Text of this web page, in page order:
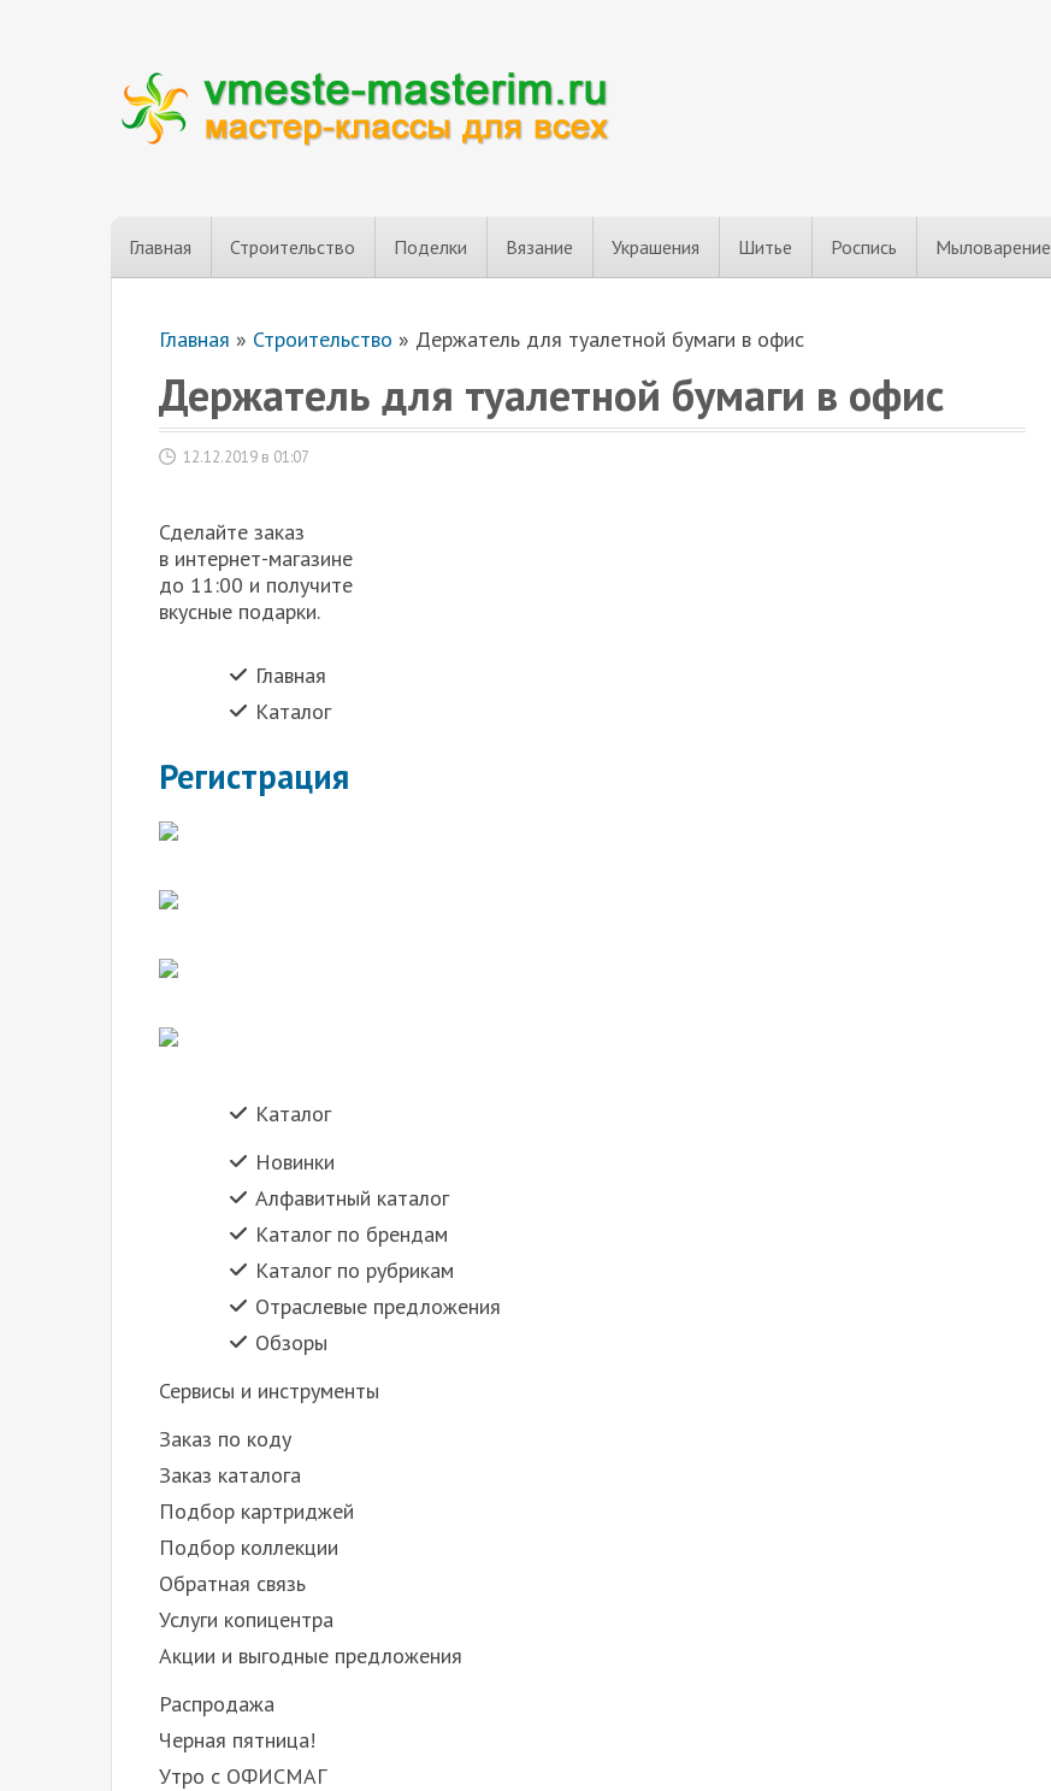
Главная Строительство Поделки Вязание Украшения Шитье Роспись Мыловарение
Главная » Строительство » Держатель для туалетной бумаги в офис
Держатель для туалетной бумаги в офис
12.12.2019 в 01:07
Сделайте заказ
в интернет-магазине
до 11:00 и получите
вкусные подарки.
Главная
Каталог
Регистрация
Каталог
Новинки
Алфавитный каталог
Каталог по брендам
Каталог по рубрикам
Отраслевые предложения
Обзоры
Сервисы и инструменты
Заказ по коду
Заказ каталога
Подбор картриджей
Подбор коллекции
Обратная связь
Услуги копицентра
Акции и выгодные предложения
Распродажа
Черная пятница!
Утро с ОФИСМАГ